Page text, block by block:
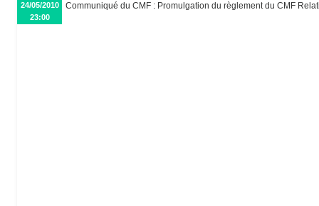
24/05/2010
23:00
Communiqué du CMF : Promulgation du règlement du CMF